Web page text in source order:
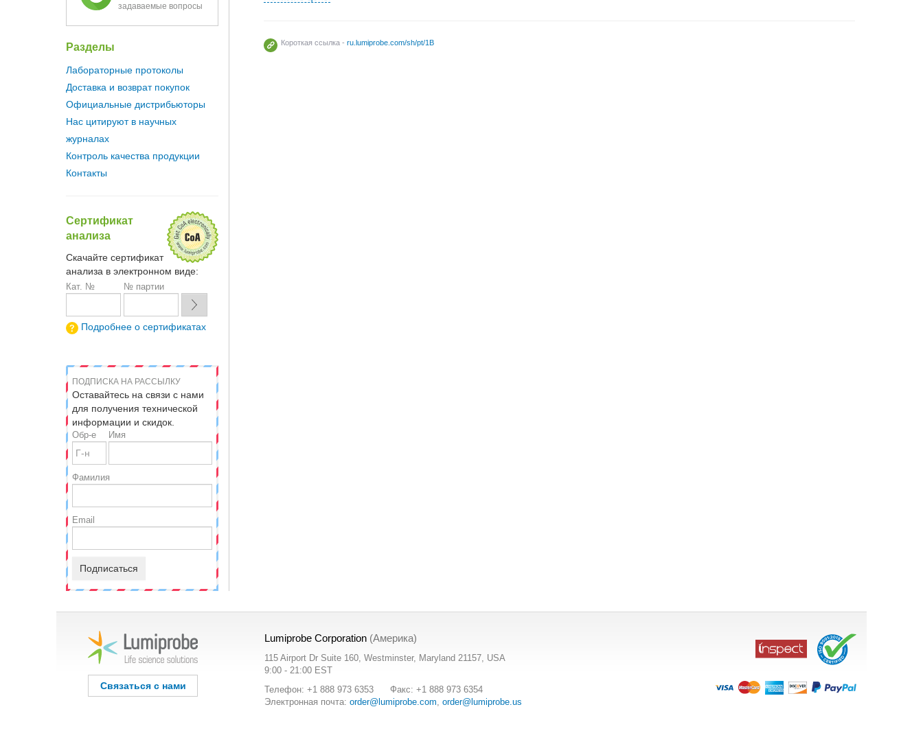
Короткая ссылка - ru.lumiprobe.com/sh/pt/1B
задаваемые вопросы
Разделы
Лабораторные протоколы
Доставка и возврат покупок
Официальные дистрибьюторы
Нас цитируют в научных
журналах
Контроль качества продукции
Контакты
Сертификат
анализа
Скачайте сертификат
анализа в электронном виде:
Кат. № № партии
Подробнее о сертификатах
ПОДПИСКА НА РАССЫЛКУ
Оставайтесь на связи с нами
для получения технической
информации и скидок.
Обр-е Имя
Фамилия
Email
Подписаться
Связаться с нами
Lumiprobe Corporation (Америка)
115 Airport Dr Suite 160, Westminster, Maryland 21157, USA
9:00 - 21:00 EST
Телефон: +1 888 973 6353
Факс: +1 888 973 6354
Электронная почта: order@lumiprobe.com order@lumiprobe.us